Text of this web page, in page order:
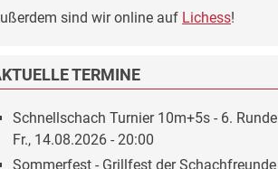
sind wir online auf Lichess!
TERMINE
Schnellschach Turnier 10m+5s - 6. Runde
Fr., 14.08.2026 - 20:00
Sommerfest - Grillfest der Schachfreunde